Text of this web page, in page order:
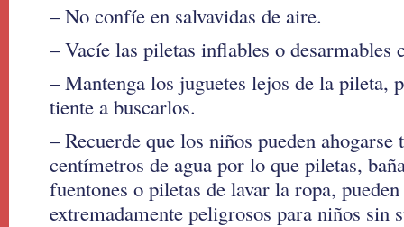
– No confíe en salvavidas de aire.
– Vacíe las piletas inflables o desarmables
– Mantenga los juguetes lejos de la pileta,
tiente a buscarlos.
– Recuerde que los niños pueden ahogarse
centímetros de agua por lo que piletas,
fuentones o piletas de lavar la ropa,
extremadamente peligrosos para niños sin